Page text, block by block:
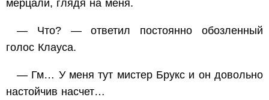
мерцали, глядя на меня.
— Что? — ответил постоянно обозленный
голос Клауса.
— Гм… У меня тут мистер Брукс и он довольно
настойчив насчет…